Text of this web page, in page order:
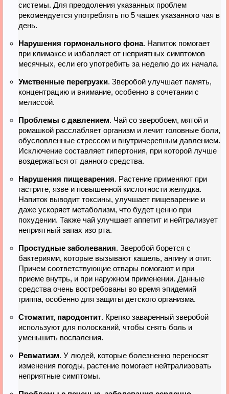
системы. Для преодоления указанных проблем
рекомендуется употреблять по 5 чашек указанного чая в
день.
Нарушения гормонального фона. Напиток помогает
при климаксе и избавляет от неприятных симптомов
месячных, если его употребить за неделю до их начала.
Умственные перегрузки. Зверобой улучшает память,
концентрацию и внимание, особенно в сочетании с
мелиссой.
Проблемы с давлением. Чай со зверобоем, мятой и
ромашкой расслабляет организм и лечит головные боли,
обусловленные стрессом и внутричерепным давлением.
Исключение составляет гипертония, при которой лучше
воздержаться от данного средства.
Нарушения пищеварения. Растение применяют при
гастрите, язве и повышенной кислотности желудка.
Напиток выводит токсины, улучшает пищеварение и
даже ускоряет метаболизм, что будет ценно при
похудении. Также чай улучшает аппетит и нейтрализует
неприятный запах изо рта.
Простудные заболевания. Зверобой борется с
бактериями, которые вызывают кашель, ангину и отит.
Причем соответствующие отвары помогают и при
приеме внутрь, и при наружном применении. Данные
средства очень востребованы во время эпидемий
гриппа, особенно для защиты детского организма.
Стоматит, пародонтит. Крепко заваренный зверобой
используют для полосканий, чтобы снять боль и
уменьшить воспаления.
Ревматизм. У людей, которые болезненно переносят
изменения погоды, растение помогает нейтрализовать
неприятные симптомы.